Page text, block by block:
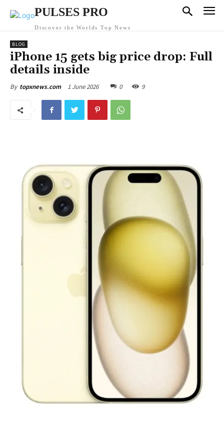
PULSES PRO
Discover the Worlds Top News
BLOG
iPhone 15 gets big price drop: Full
details inside
By topxnews.com 1 June 2026 0 9